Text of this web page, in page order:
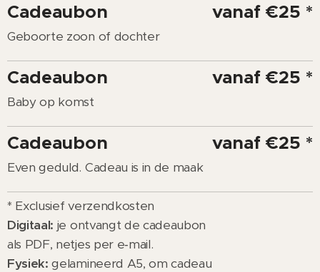
Cadeaubon
Geboorte zoon of dochter
vanaf €25 *
Cadeaubon
Baby op komst
vanaf €25 *
Cadeaubon
Even geduld. Cadeau is in de maak
vanaf €25 *
* Exclusief verzendkosten
Digitaal: je ontvangt de cadeaubon
als PDF, netjes per e‑mail.
Fysiek:gelamineerd A5, om cadeau